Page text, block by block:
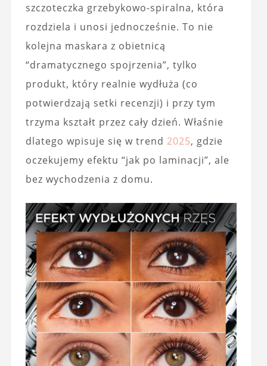
szczoteczka grzebykowo-spiralna, która
rozdziela i unosi jednocześnie. To nie
kolejna maskara z obietnicą
“dramatycznego spojrzenia”, tylko
produkt, który realnie wydłuża (co
potwierdzają setki recenzji) i przy tym
trzyma kształt przez cały dzień. Właśnie
dlatego wpisuje się w trend 2025, gdzie
oczekujemy efektu “jak po laminacji”, ale
bez wychodzenia z domu.